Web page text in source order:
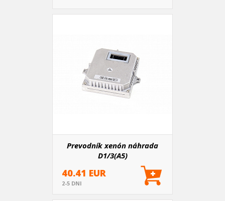
Prevodník xenón náhrada
D1/3(A5)
40.41 EUR
2-5 DNI